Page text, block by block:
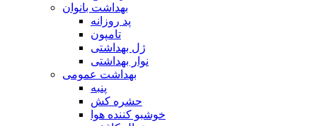
بهداشت بانوان
پد روزانه
تامپون
ژل بهداشتی
نوار بهداشتی
بهداشت عمومی
پنبه
حشره کش
خوشبو کننده هوا